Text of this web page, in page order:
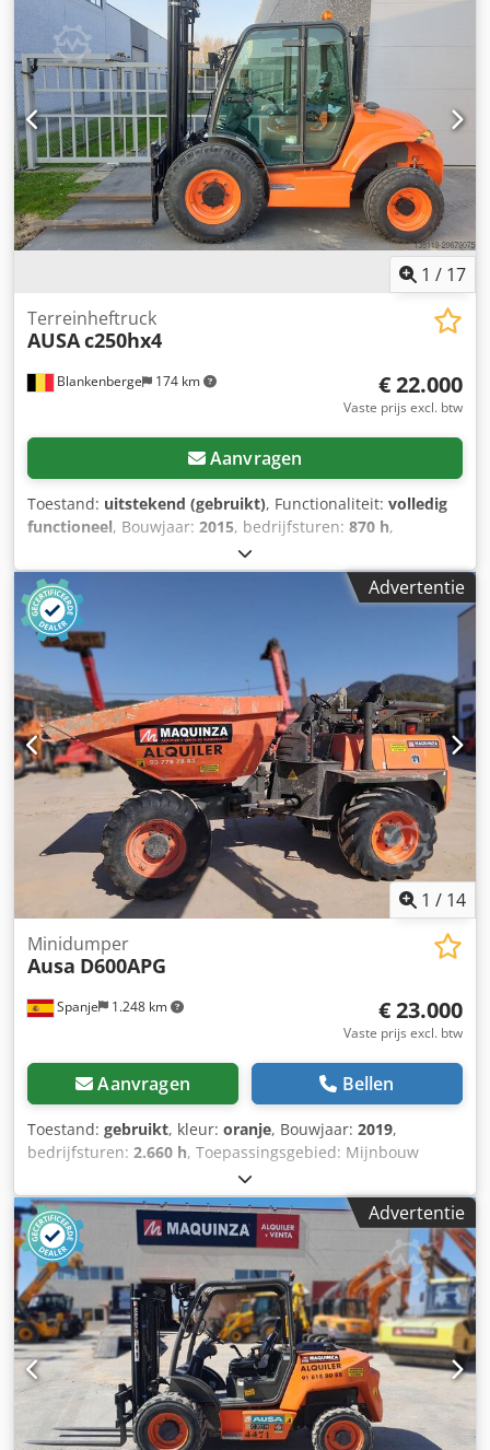
1 / 17
Blankenberge 174 km
Terreinheftruck
AUSAc250hx4
€ 22.000
Vaste prijs excl. btw
Aanvragen
Toestand: uitstekend (gebruikt), Functionaliteit: volledig
functioneel, Bouwjaar: 2015, bedrijfsturen: 870 h,
cabine, palletvorken, zijverschuiving
ausa ruwterrein heftruck bouwjaar 2015 Cjdox Dcqdjpfx Ac
Hsha urenstand 870 sideshift nieuwe banden achteraan
Advertentie
1 / 14
Spanje 1.248 km
Minidumper
Ausa D600APG
€ 23.000
Vaste prijs excl. btw
Aanvragen Bellen
Toestand: gebruikt, kleur: oranje, Bouwjaar: 2019,
bedrijfsturen: 2.660 h, Toepassingsgebied: Mijnbouw
Chsdpfx Aozb I Ukjc Hea Merk motor: Kubota
Advertentie